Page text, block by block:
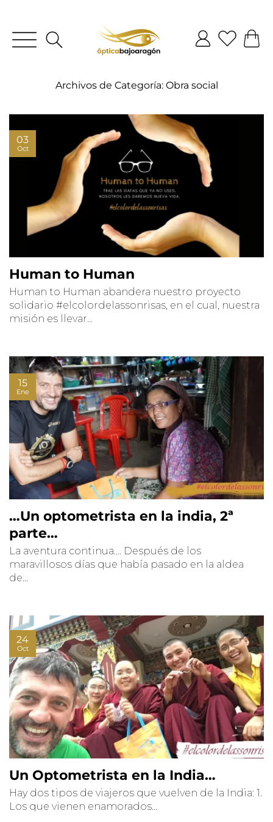
Archivos de Categoría: Obra social
Human to Human
Human to Human abandera nuestro proyecto
solidario #elcolordelassonrisas, en el cual, nuestra
misión es llevar...
03
Oct
…Un optometrista en la india, 2ª
parte…
La aventura continua…. Después de los
maravillosos días que había pasado en la aldea
de...
15
Ene
Un Optometrista en la India…
Hay dos tipos de viajeros que vuelven de la India: 1.
Los que vienen enamorados...
24
Oct